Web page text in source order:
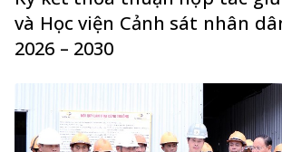
và Học viện Cảnh sát nhân
2026 – 2030